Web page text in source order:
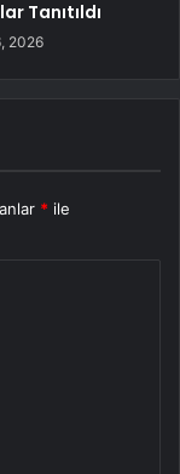
Tanıtıldı
2026
* ile